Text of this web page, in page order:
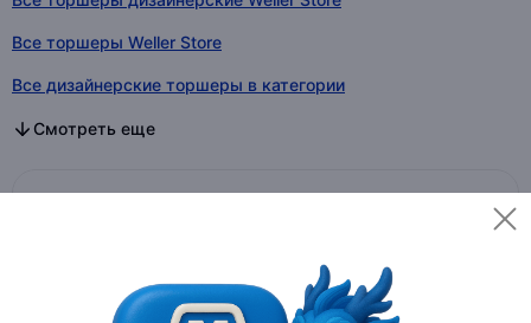
Все торшеры Weller Store
Все дизайнерские торшеры в категории
Все торшеры дизайнерские в категории
Все торшеры в категории
Смотреть еще